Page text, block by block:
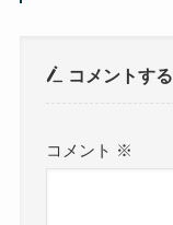
コメントする
コメント ※